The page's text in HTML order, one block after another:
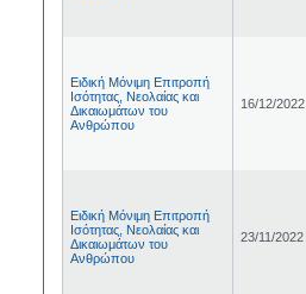
Ειδική Μόνιμη Επιτροπή
Ισότητας, Νεολαίας και
Δικαιωμάτων του
Ανθρώπου
16/12/2022
Ειδική Μόνιμη Επιτροπή
Ισότητας, Νεολαίας και
Δικαιωμάτων του
Ανθρώπου
23/11/2022